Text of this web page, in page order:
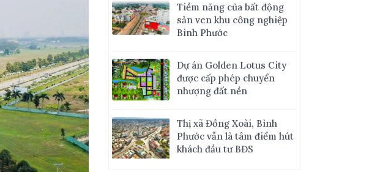
Tiềm năng của bất động
sản ven khu công nghiệp
Bình Phước
Dự án Golden Lotus City
được cấp phép chuyển
nhượng đất nền
Thị xã Đồng Xoài, Bình
Phước vẫn là tâm điểm hút
khách đầu tư BĐS